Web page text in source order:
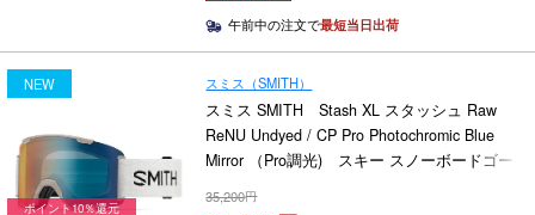
午前中の注文で最短当日出荷
NEW スミス（SMITH）
スミス SMITH Stash XL スタッシュ Raw
ReNU Undyed / CP Pro Photochromic Blue
Mirror （Pro調光) スキー スノーボードゴー
35,200
ポイント10％還元